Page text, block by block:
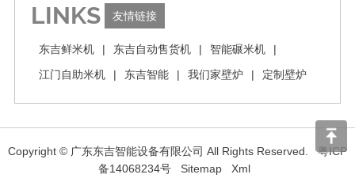
LINKS 友情链接
东吉鲜米机 | 东吉自动售货机 | 智能碾米机
|
江门自助米机
| 东吉智能 | 我们家壁炉 | 定制壁炉
Copyright © 广东东吉智能设备有限公司 All Rights Reserved.粤ICP
备14068234号
Sitemap Xml